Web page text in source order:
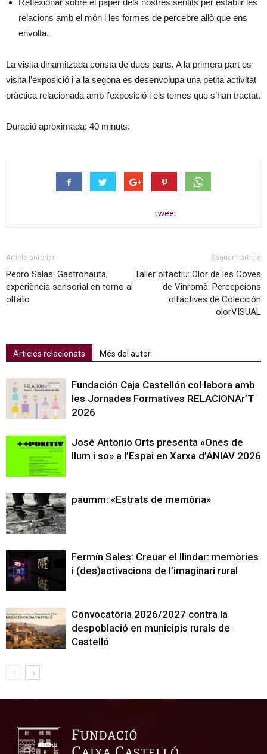
Reflexionar sobre el paper dels nostres sentits per establir les
relacions amb el món i les formes de percebre allò que ens
envolta.
La visita dinamitzada consta de dues parts. A la primera part es
visita l’exposició i a la segona es desenvolupa una petita activitat
pràctica relacionada amb l’exposició i els temes que s’han tractat.
Duració aproximada: 40 minuts.
tweet
Article anterior
Pedro Salas: Gastronauta,
experiència sensorial en torno al
olfato
Següent article
Taller olfactiu: Olor de les Coves
de Vinromà: Percepcions
olfactives de Colección
olorVISUAL
Articles relacionats Més del autor
Fundación Caja Castellón col·labora amb
les Jornades Formatives RELACIONAr’T
2026
José Antonio Orts presenta «Ones de
llum i so» a l’Espai en Xarxa d’ANIAV 2026
paumm: «Estrats de memòria»
Fermín Sales: Creuar el llindar: memòries
i (des)activacions de l’imaginari rural
Convocatòria 2026/2027 contra la
despoblació en municipis rurals de
Castelló